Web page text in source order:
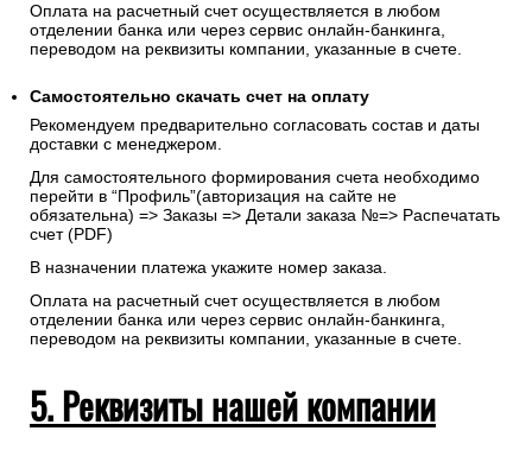
Оплата на расчетный счет осуществляется в любом
отделении банка или через сервис онлайн-банкинга,
переводом на реквизиты компании, указанные в счете.
Самостоятельно скачать счет на оплату
Рекомендуем предварительно согласовать состав и даты
доставки с менеджером.
Для самостоятельного формирования счета необходимо
перейти в “Профиль”(авторизация на сайте не
обязательна) => Заказы => Детали заказа №=> Распечатать
счет (PDF)
В назначении платежа укажите номер заказа.
Оплата на расчетный счет осуществляется в любом
отделении банка или через сервис онлайн-банкинга,
переводом на реквизиты компании, указанные в счете.
5. Реквизиты нашей компании